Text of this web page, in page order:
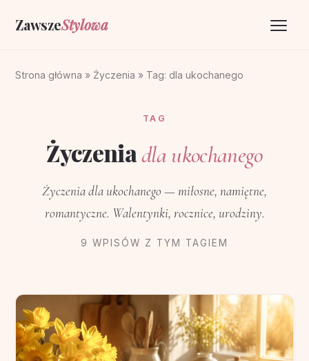
ZawszeStylowa
Kontakt
Strona główna » Życzenia » Tag: dla ukochanego
TAG
Życzeniadla ukochanego
Życzenia dla ukochanego — miłosne, namiętne,
romantyczne. Walentynki, rocznice, urodziny.
9 WPISÓW Z TYM TAGIEM